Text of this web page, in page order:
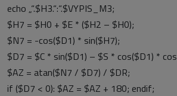
echo „“.$H3.“:“.$VYPIS_M3;
$H7 = $H0 + $E * ($H2 – $H0);
$N7 = -cos($D1) * sin($H7);
$D7 = $C * sin($D1) – $S * cos($D1) *
$AZ = atan($N7 / $D7) / $DR;
if ($D7 < 0): $AZ = $AZ + 180; endif;